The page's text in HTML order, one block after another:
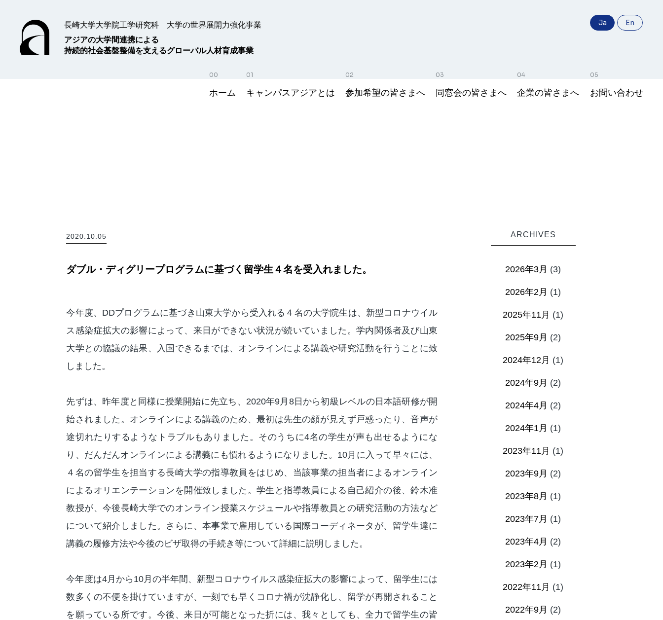
長崎大学大学院工学研究科 大学の世界展開力強化事業
アジアの大学間連携による
持続的社会基盤整備を支えるグローバル人材育成事業
ホーム キャンパスアジアとは 参加希望の皆さまへ 同窓会の皆さまへ 企業の皆さまへ お問い合わせ
Ja En
2020.10.05
ダブル・ディグリープログラムに基づく留学生４名を受入れました。
今年度、DDプログラムに基づき山東大学から受入れる４名の大学院生は、新型コロナウイル
ス感染症拡大の影響によって、来日ができない状況が続いていました。学内関係者及び山東
大学との協議の結果、入国できるまでは、オンラインによる講義や研究活動を行うことに致
しました。
先ずは、昨年度と同様に授業開始に先立ち、2020年9月8日から初級レベルの日本語研修が開
始されました。オンラインによる講義のため、最初は先生の顔が見えず戸惑ったり、音声が
途切れたりするようなトラブルもありました。そのうちに4名の学生が声も出せるようにな
り、だんだんオンラインによる講義にも慣れるようになりました。10月に入って早々には、
４名の留学生を担当する長崎大学の指導教員をはじめ、当該事業の担当者によるオンライン
によるオリエンテーションを開催致しました。学生と指導教員による自己紹介の後、鈴木准
教授が、今後長崎大学でのオンライン授業スケジュールや指導教員との研究活動の方法など
について紹介しました。さらに、本事業で雇用している国際コーディネータが、留学生達に
講義の履修方法や今後のビザ取得の手続き等について詳細に説明しました。
今年度は4月から10月の半年間、新型コロナウイルス感染症拡大の影響によって、留学生には
数多くの不便を掛けていますが、一刻でも早くコロナ禍が沈静化し、留学が再開されること
を願っている所です。今後、来日が可能となった折には、我々としても、全力で留学生の皆
ARCHIVES
2026年3月 (3)
2026年2月 (1)
2025年11月 (1)
2025年9月 (2)
2024年12月 (1)
2024年9月 (2)
2024年4月 (2)
2024年1月 (1)
2023年11月 (1)
2023年9月 (2)
2023年8月 (1)
2023年7月 (1)
2023年4月 (2)
2023年2月 (1)
2022年11月 (1)
2022年9月 (2)